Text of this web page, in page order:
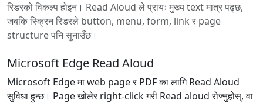
रिडरको विकल्प होइन। Read Aloud ले प्रायः मुख्य text मात्र पढ्छ,
जबकि स्क्रिन रिडरले button, menu, form, link र page
structure पनि सुनाउँछ।
Microsoft Edge Read Aloud
Microsoft Edge मा web page र PDF का लागि Read Aloud
सुविधा हुन्छ। Page खोलेर right-click गरी Read aloud रोज्नुहोस्, वा